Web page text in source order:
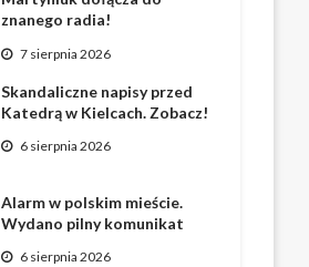
znanego radia!
7 sierpnia 2026
Skandaliczne napisy przed
Katedrą w Kielcach. Zobacz!
6 sierpnia 2026
Alarm w polskim mieście.
Wydano pilny komunikat
6 sierpnia 2026